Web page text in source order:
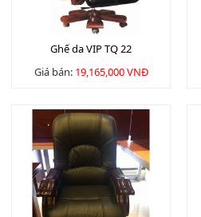
Ghế da VIP TQ 22
Giá bán: 19,165,000 VNĐ